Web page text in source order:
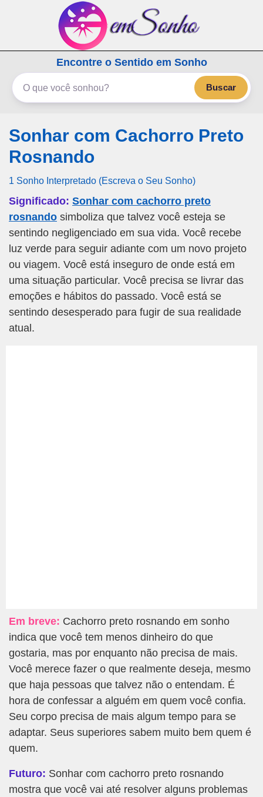
emSonho.com
Os sonhos significam mais
Encontre o Sentido em Sonho
Buscar
Sonhar com Cachorro Preto
Rosnando
1 Sonho Interpretado (Escreva o Seu Sonho)
Significado: Sonhar com cachorro preto
rosnando simboliza que talvez você esteja se
sentindo negligenciado em sua vida. Você recebe
luz verde para seguir adiante com um novo projeto
ou viagem. Você está inseguro de onde está em
uma situação particular. Você precisa se livrar das
emoções e hábitos do passado. Você está se
sentindo desesperado para fugir de sua realidade
atual.
Em breve: Cachorro preto rosnando em sonho
indica que você tem menos dinheiro do que
gostaria, mas por enquanto não precisa de mais.
Você merece fazer o que realmente deseja, mesmo
que haja pessoas que talvez não o entendam. É
hora de confessar a alguém em quem você confia.
Seu corpo precisa de mais algum tempo para se
adaptar. Seus superiores sabem muito bem quem é
quem.
Futuro: Sonhar com cachorro preto rosnando
mostra que você vai até resolver alguns problemas